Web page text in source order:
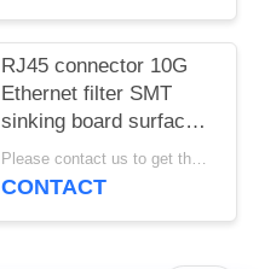
RJ45 connector 10G
Ethernet filter SMT
sinking board surface
mount Ethernet port
socket RJ45 female
Please contact us to get the latest price. MOQ:Négociation
CONTACT